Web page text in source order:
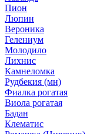
Пион
Люпин
Вероника
Гелениум
Молодило
Лихнис
Камнеломка
Рудбекия (мн)
Фиалка рогатая
Виола рогатая
Бадан
Клематис